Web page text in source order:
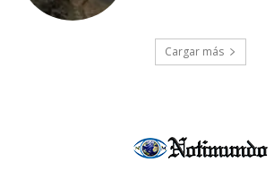
Cargar más